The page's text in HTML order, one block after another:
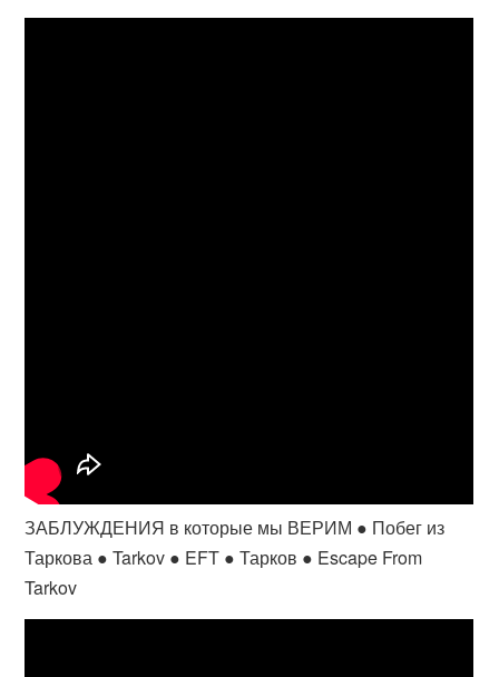
ЗАБЛУЖДЕНИЯ в которые мы ВЕРИМ ● Побег из
Таркова ● Tarkov ● EFT ● Тарков ● Escape From
Tarkov